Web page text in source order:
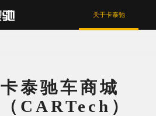
关于卡泰驰
卡泰驰车商城
（CARTech）